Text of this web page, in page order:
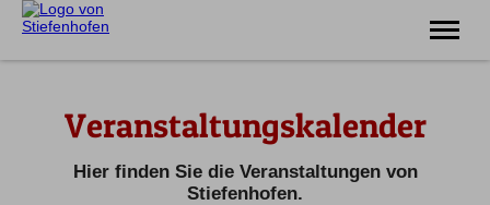
Familie
Unterkünfte
Prospekte
Veranstaltungskalender
Hier finden Sie die Veranstaltungen von
Stiefenhofen.